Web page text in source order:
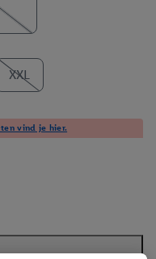
XXL
vind je hier.